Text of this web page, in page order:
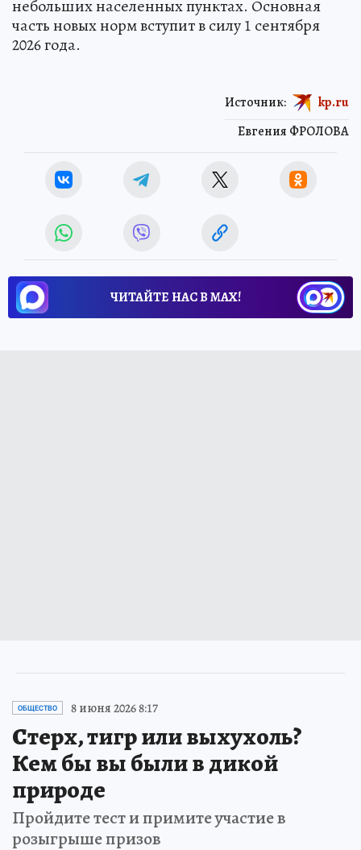
небольших населенных пунктах. Основная
часть новых норм вступит в силу 1 сентября
2026 года.
Евгения ФРОЛОВА
Источник: kp.ru
ЧИТАЙТЕ НАС В МАХ!
ОБЩЕСТВО 8 июня 2026 8:17
Стерх, тигр или выхухоль?
Кем бы вы были в дикой
природе
Пройдите тест и примите участие в
розыгрыше призов